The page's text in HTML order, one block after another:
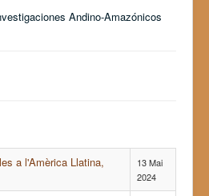
Andino-Amazónicos
a l'Amèrica Llatina,
13 Mai
2024